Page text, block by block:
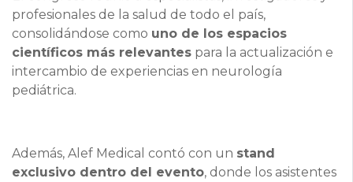
profesionales de la salud de todo el país,
consolidándose como uno de los espacios
científicos más relevantes para la actualización e
intercambio de experiencias en neurología
pediátrica.
Además, Alef Medical contó con un stand
exclusivo dentro del evento, donde los asistentes